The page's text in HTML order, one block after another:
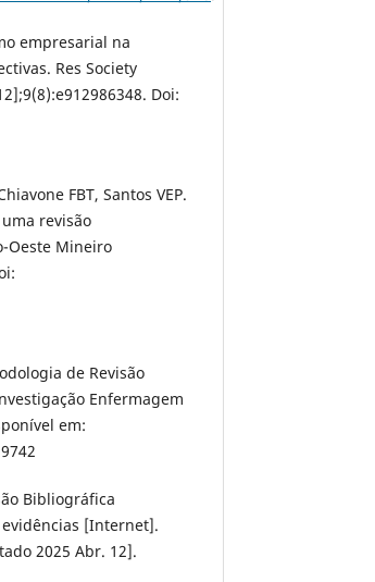
empresarial na
Res Society
Doi:
FBT, Santos VEP.
revisão
Oeste Mineiro
de Revisão
Enfermagem
em:
Bibliográfica
[Internet].
2025 Abr. 12].